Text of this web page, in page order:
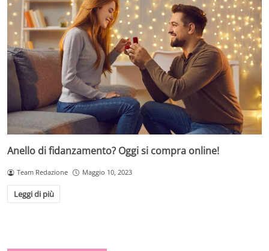
Anello di fidanzamento? Oggi si compra online!
Team Redazione Maggio 10, 2023
Leggi di più